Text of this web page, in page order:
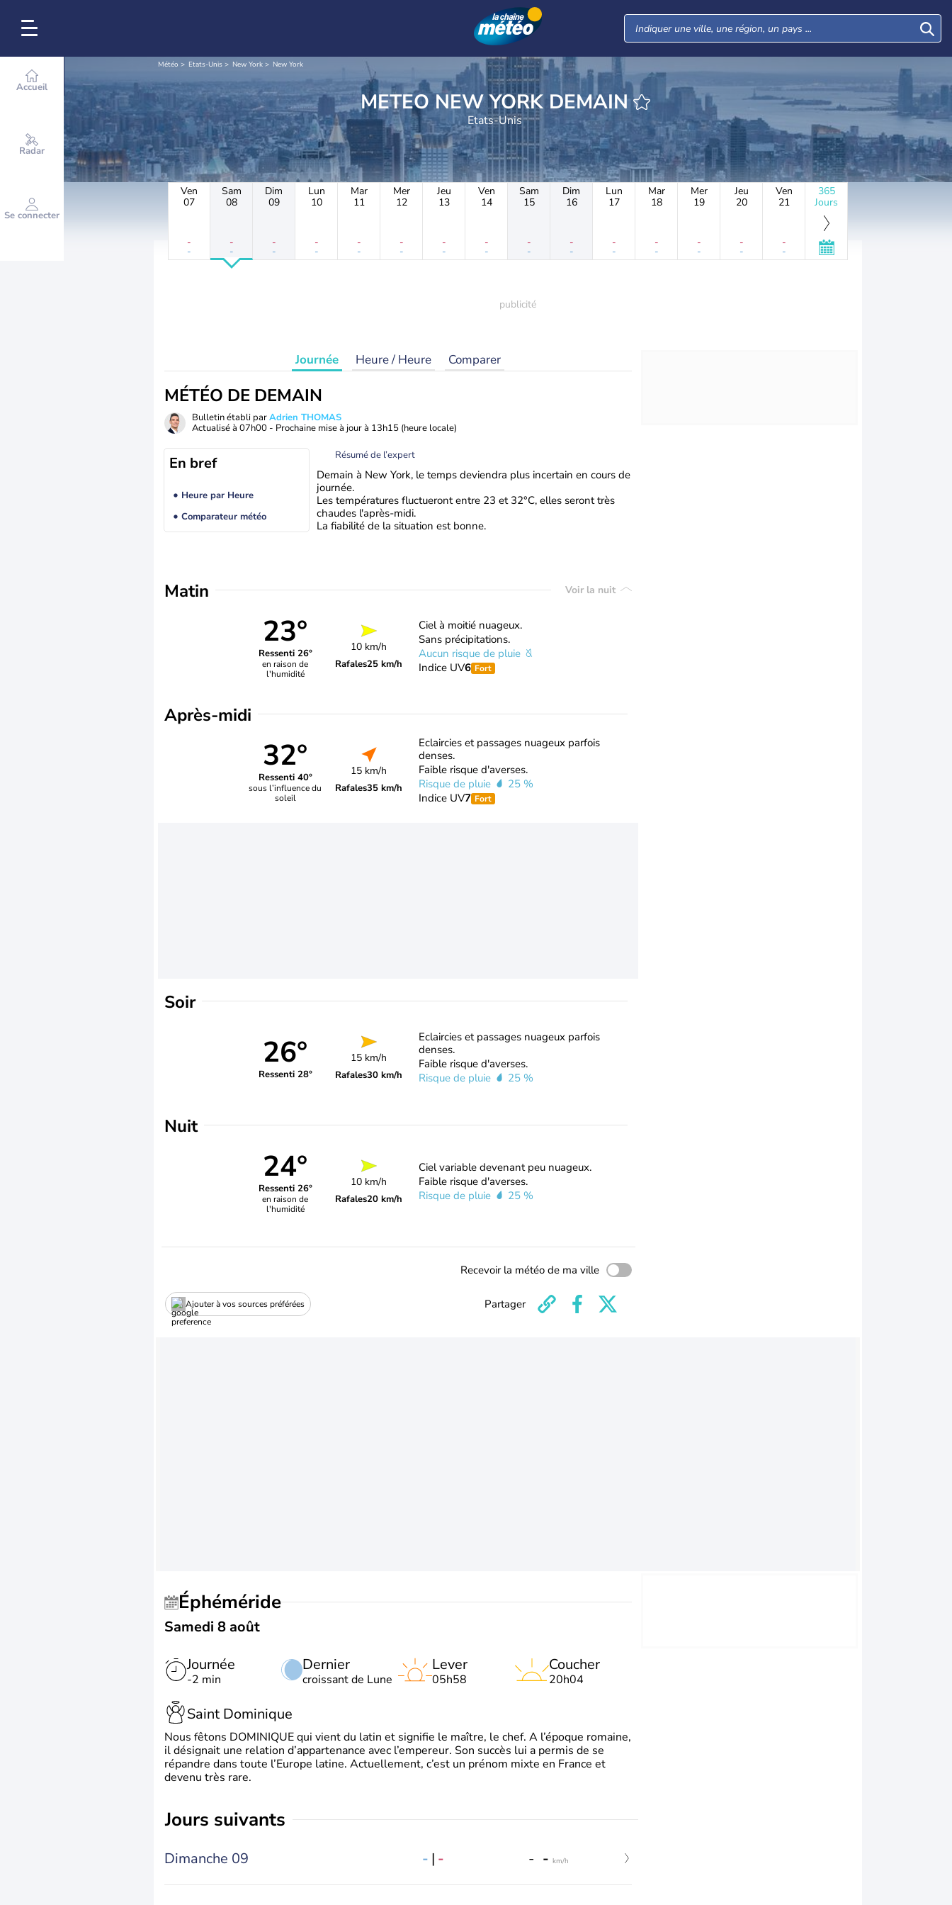
Accueil
Radar
Se connecter
Météo Etats-Unis New York New York
METEO NEW YORK DEMAIN
Etats-Unis
Ven
07
-
-
Sam
08
-
-
Dim
09
-
-
Lun
10
-
-
Mar
11
-
-
Mer
12
-
-
Jeu
13
-
-
Ven
14
-
-
Sam
15
-
-
Dim
16
-
-
Lun
17
-
-
Mar
18
-
-
Mer
19
-
-
Jeu
20
-
-
Ven
21
-
-
365
Jours
Journée Heure / Heure Comparer
MÉTÉO DE DEMAIN
Bulletin établi parAdrien THOMAS
Actualisé à 07h00 - Prochaine mise à jour à 13h15 (heure locale)
En bref
Heure par Heure
Comparateur météo
Résumé de l’expert
Demain à New York, le temps deviendra plus incertain en cours de
journée.
Les températures fluctueront entre 23 et 32°C, elles seront très
chaudes l'après-midi.
La fiabilité de la situation est bonne.
Matin Voir la nuit
23°
Ressenti 26°
en raison de
l'humidité
10 km/h
Rafales25 km/h
Ciel à moitié nuageux.
Sans précipitations.
Aucun risque de pluie
Indice UV6 Fort
Après-midi
32°
Ressenti 40°
sous l’influence du
soleil
15 km/h
Rafales35 km/h
Eclaircies et passages nuageux parfois
denses.
Faible risque d'averses.
Risque de pluie
25 %
Indice UV7 Fort
Soir
26°
Ressenti 28°
15 km/h
Rafales30 km/h
Eclaircies et passages nuageux parfois
denses.
Faible risque d'averses.
Risque de pluie
25 %
Nuit
24°
Ressenti 26°
en raison de
l'humidité
10 km/h
Rafales20 km/h
Ciel variable devenant peu nuageux.
Faible risque d'averses.
Risque de pluie
25 %
Recevoir la météo de ma ville
Ajouter à vos sources préférées Partager
Éphéméride
Samedi 8 août
Journée
-2 min
Dernier
croissant de Lune
Lever
05h58
Coucher
20h04
Saint Dominique
Nous fêtons DOMINIQUE qui vient du latin et signifie le maître, le chef. A l’époque romaine,
il désignait une relation d’appartenance avec l’empereur. Son succès lui a permis de se
répandre dans toute l’Europe latine. Actuellement, c’est un prénom mixte en France et
devenu très rare.
jours suivants
Dimanche 09 - | - - - km/h